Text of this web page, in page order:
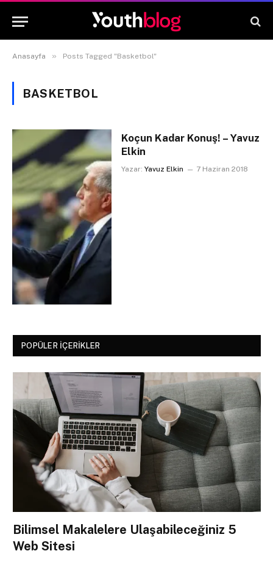
Anasayfa » Posts Tagged "Basketbol"
BASKETBOL
Koçun Kadar Konuş! – Yavuz
Elkin
Yazar: Yavuz Elkin 7 Haziran 2018
POPÜLER İÇERIKLER
Bilimsel Makalelere Ulaşabileceğiniz 5
Web Sitesi